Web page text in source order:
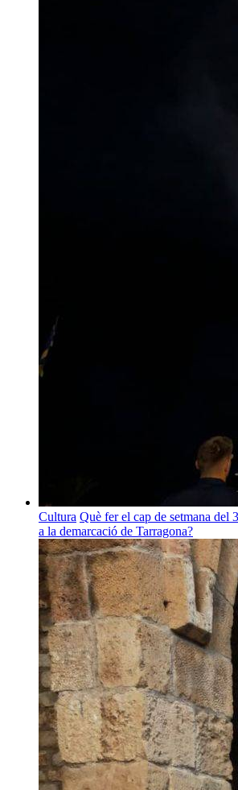
Cultura Què fer el cap de setmana del
a la demarcació de Tarragona?